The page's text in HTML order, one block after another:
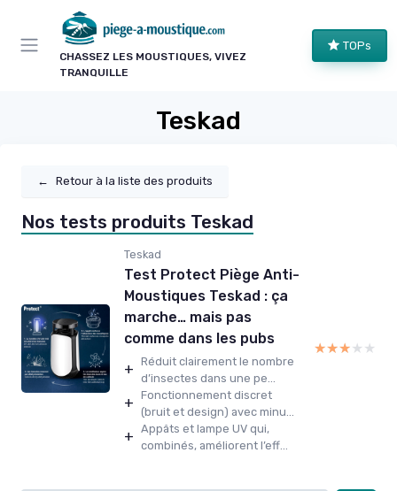
CHASSEZ LES MOUSTIQUES, VIVEZ
TRANQUILLE
TOPs
Teskad
← Retour à la liste des produits
Nos tests produits Teskad
Teskad
Test Protect Piège Anti-
Moustiques Teskad : ça
marche… mais pas
comme dans les pubs
+ Réduit clairement le nombre
d’insectes dans une pe...
+ Fonctionnement discret
(bruit et design) avec minu...
+ Appâts et lampe UV qui,
combinés, améliorent l’eff...
★★★★★
★★★★★
Panneau de gestion des cookies